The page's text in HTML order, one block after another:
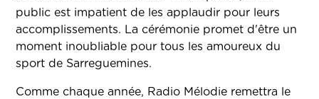
public est impatient de les applaudir pour leurs
accomplissements. La cérémonie promet d'être un
moment inoubliable pour tous les amoureux du
sport de Sarreguemines.
Comme chaque année, Radio Mélodie remettra le